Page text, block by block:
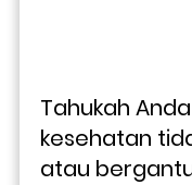
Tahukah
kesehatan
atau